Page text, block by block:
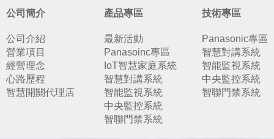
公司簡介
公司介紹
營業項目
經營理念
心路歷程
智慧開關代理店
產品專區
最新活動
Panasoinc專區
IoT智慧家庭系統
智慧對講系統
智能監視系統
中央監控系統
智聯門禁系統
技術專區
Panasonic專區
智慧對講系統
智能監視系統
中央監控系統
智聯門禁系統